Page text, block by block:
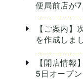
便局前店が7
【ご案内】
を作成しま
【開店情報
5日オープン